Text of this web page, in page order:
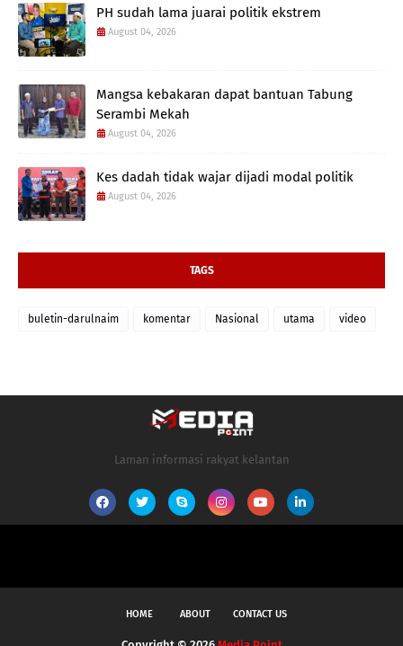
PH sudah lama juarai politik ekstrem
August 04, 2026
Mangsa kebakaran dapat bantuan Tabung
Serambi Mekah
August 04, 2026
Kes dadah tidak wajar dijadi modal politik
August 04, 2026
TAGS
buletin-darulnaim komentar Nasional utama video
Laman informasi rakyat kelantan
HOME ABOUT CONTACT US